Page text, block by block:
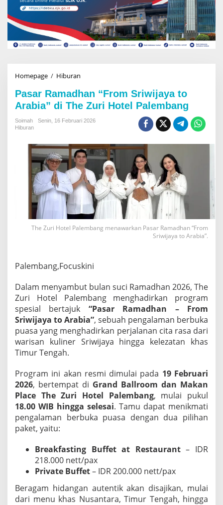
Homepage / Hiburan
s
a
r
R
a
d
h
a
n
o
m
w
a
y
t
o
A
r
i
”
d
i
T
u
r
i
o
t
Pasar Ramadhan “From Sriwijaya to
Arabia” di The Zuri Hotel Palembang
Soimah
Senin, 16 Februari 2026
Hiburan
The Zuri Hotel Palembang menawarkan Pasar Ramadhan “From
Sriwijaya to Arabia”.
Palembang,Focuskini
Dalam menyambut bulan suci Ramadhan 2026, The
Zuri Hotel Palembang menghadirkan program
spesial bertajuk “Pasar Ramadhan – From
Sriwijaya to Arabia”, sebuah pengalaman berbuka
puasa yang menghadirkan perjalanan cita rasa dari
warisan kuliner Sriwijaya hingga kelezatan khas
Timur Tengah.
Program ini akan resmi dimulai pada 19 Februari
2026, bertempat di Grand Ballroom dan Makan
Place The Zuri Hotel Palembang, mulai pukul
18.00 WIB hingga selesai. Tamu dapat menikmati
pengalaman berbuka puasa dengan dua pilihan
paket, yaitu:
Breakfasting Buffet at Restaurant– IDR
218.000 nett/pax
Private Buffet– IDR 200.000 nett/pax
Beragam hidangan autentik akan disajikan, mulai
dari menu khas Nusantara, Timur Tengah, hingga